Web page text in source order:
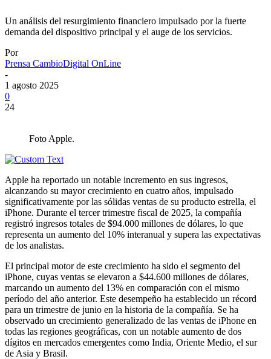
Un análisis del resurgimiento financiero impulsado por la fuerte
demanda del dispositivo principal y el auge de los servicios.
Por
Prensa CambioDigital OnLine
-
1 agosto 2025
0
24
Foto Apple.
Apple ha reportado un notable incremento en sus ingresos,
alcanzando su mayor crecimiento en cuatro años, impulsado
significativamente por las sólidas ventas de su producto estrella, el
iPhone. Durante el tercer trimestre fiscal de 2025, la compañía
registró ingresos totales de $94.000 millones de dólares, lo que
representa un aumento del 10% interanual y supera las expectativas
de los analistas.
El principal motor de este crecimiento ha sido el segmento del
iPhone, cuyas ventas se elevaron a $44.600 millones de dólares,
marcando un aumento del 13% en comparación con el mismo
período del año anterior. Este desempeño ha establecido un récord
para un trimestre de junio en la historia de la compañía. Se ha
observado un crecimiento generalizado de las ventas de iPhone en
todas las regiones geográficas, con un notable aumento de dos
dígitos en mercados emergentes como India, Oriente Medio, el sur
de Asia y Brasil.